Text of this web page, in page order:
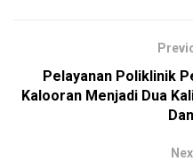
Pelayanan Poliklinik
Kalooran Menjadi Dua